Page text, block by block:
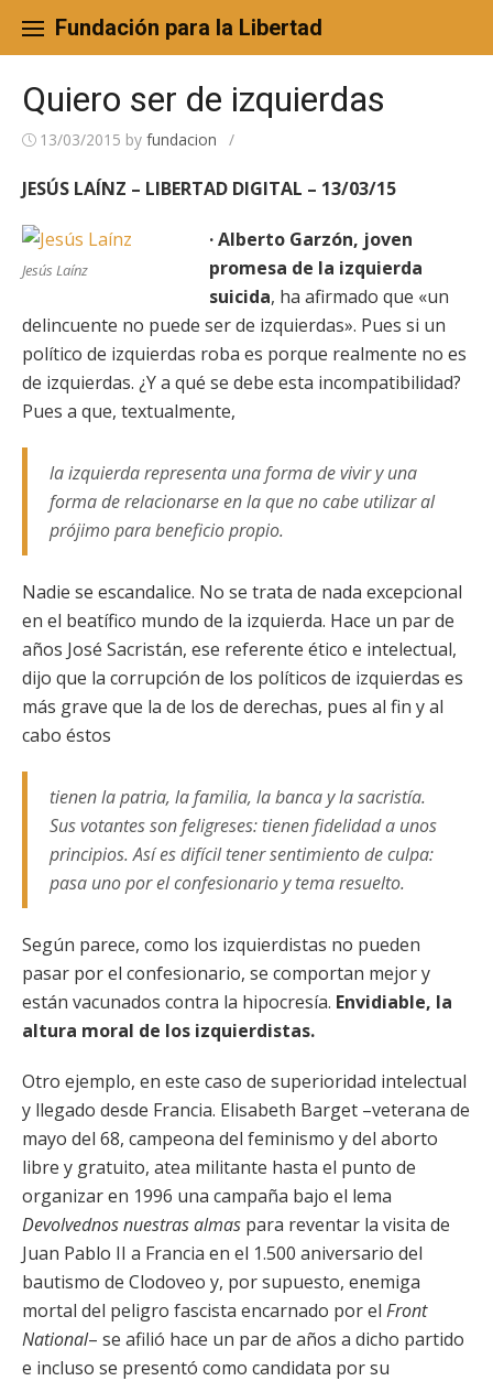
content
Fundación para la Libertad
Quiero ser de izquierdas
13/03/2015 by fundacion /
JESÚS LAÍNZ – LIBERTAD DIGITAL – 13/03/15
Jesús Laínz
· Alberto Garzón, joven
promesa de la izquierda
suicida, ha afirmado que «un
delincuente no puede ser de izquierdas». Pues si un
político de izquierdas roba es porque realmente no es
de izquierdas. ¿Y a qué se debe esta incompatibilidad?
Pues a que, textualmente,
la izquierda representa una forma de vivir y una
forma de relacionarse en la que no cabe utilizar al
prójimo para beneficio propio.
Nadie se escandalice. No se trata de nada excepcional
en el beatífico mundo de la izquierda. Hace un par de
años José Sacristán, ese referente ético e intelectual,
dijo que la corrupción de los políticos de izquierdas es
más grave que la de los de derechas, pues al fin y al
cabo éstos
tienen la patria, la familia, la banca y la sacristía.
Sus votantes son feligreses: tienen fidelidad a unos
principios. Así es difícil tener sentimiento de culpa:
pasa uno por el confesionario y tema resuelto.
Según parece, como los izquierdistas no pueden
pasar por el confesionario, se comportan mejor y
están vacunados contra la hipocresía. Envidiable, la
altura moral de los izquierdistas.
Otro ejemplo, en este caso de superioridad intelectual
y llegado desde Francia. Elisabeth Barget –veterana de
mayo del 68, campeona del feminismo y del aborto
libre y gratuito, atea militante hasta el punto de
organizar en 1996 una campaña bajo el lema
Devolvednos nuestras almas para reventar la visita de
Juan Pablo II a Francia en el 1.500 aniversario del
bautismo de Clodoveo y, por supuesto, enemiga
mortal del peligro fascista encarnado por el Front
National– se afilió hace un par de años a dicho partido
e incluso se presentó como candidata por su